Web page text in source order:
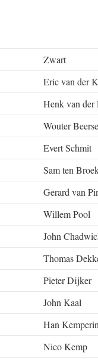
Zwart
Eric van der
Henk van der
Wouter Beerse
Evert Schmit
Sam ten
Gerard van
Willem Pool
John
Thomas
Pieter Dijker
John Kaal
Han
Nico Kemp